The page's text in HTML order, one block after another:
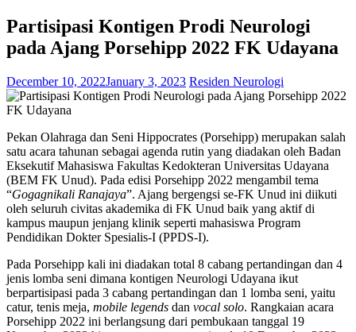
Partisipasi Kontigen Prodi Neurologi
pada Ajang Porsehipp 2022 FK Udayana
December 10, 2022January 3, 2023 Residen Neurologi
Pekan Olahraga dan Seni Hippocrates (Porsehipp) merupakan salah
satu acara tahunan sebagai agenda rutin yang diadakan oleh Badan
Eksekutif Mahasiswa Fakultas Kedokteran Universitas Udayana
(BEM FK Unud). Pada edisi Porsehipp 2022 mengambil tema
“Gogagnikali Ranajaya”. Ajang bergengsi se-FK Unud ini diikuti
oleh seluruh civitas akademika di FK Unud baik yang aktif di
kampus maupun jenjang klinik seperti mahasiswa Program
Pendidikan Dokter Spesialis-I (PPDS-I).
Pada Porsehipp kali ini diadakan total 8 cabang pertandingan dan 4
jenis lomba seni dimana kontigen Neurologi Udayana ikut
berpartisipasi pada 3 cabang pertandingan dan 1 lomba seni, yaitu
catur, tenis meja, mobile legends dan vocal solo. Rangkaian acara
Porsehipp 2022 ini berlangsung dari pembukaan tanggal 19